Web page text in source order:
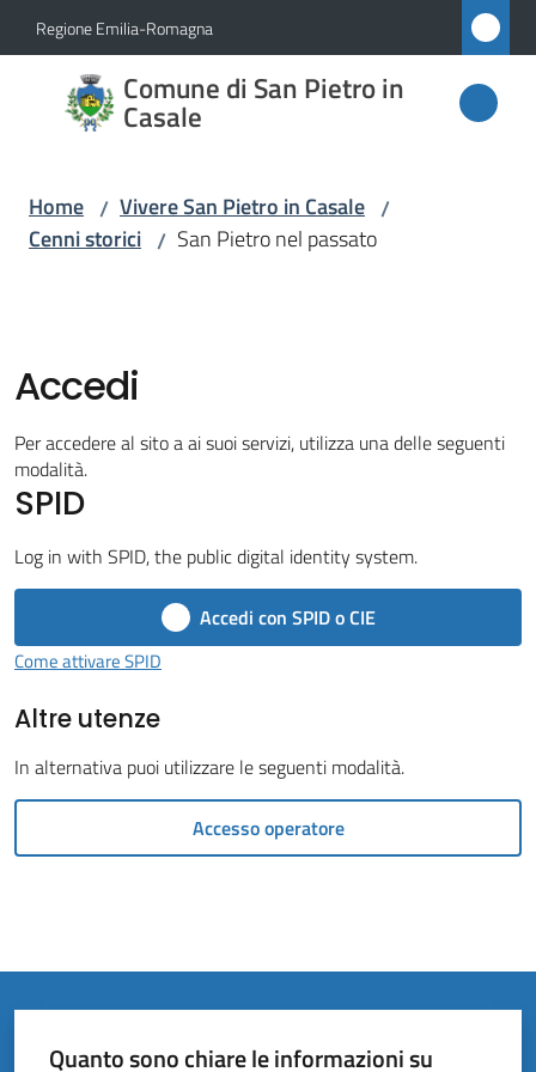
Vai al contenuto
Vai alla navigazione
Vai al footer
Regione Emilia-Romagna
Comune di San Pietro in
Casale
Comune
di San
Casale
Novità
Servizi
il
Menu selezionato
Amministrazione
Trasparente
Tutti
Home / Vivere San Pietro in Casale /
Cenni storici / San Pietro nel passato
Accedi
Per accedere al sito a ai suoi servizi, utilizza una delle seguenti
modalità.
SPID
Log in with SPID, the public digital identity system.
Accedi con SPID o CIE
Come attivare SPID
Altre utenze
In alternativa puoi utilizzare le seguenti modalità.
Accesso operatore
Quanto sono chiare le informazioni su